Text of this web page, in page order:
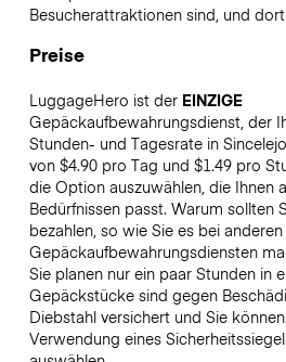
Besucherattraktionen sind, und
Preise
LuggageHero ist der EINZIGE
Gepäckaufbewahrungsdienst, der
Stunden- und Tagesrate in
von $4.90 pro Tag und $1.49 pro
die Option auszuwählen, die Ihnen
Bedürfnissen passt. Warum sollten
bezahlen, so wie Sie es bei anderen
Gepäckaufbewahrungsdiensten
Sie planen nur ein paar Stunden in
Gepäckstücke sind gegen
Diebstahl versichert und Sie
Verwendung eines